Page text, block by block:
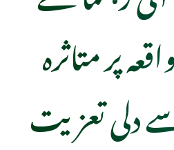
پر متاثرہ
دلی تعزیت